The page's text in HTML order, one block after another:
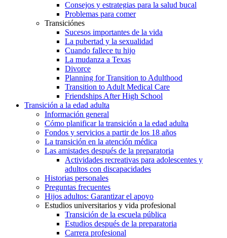
Consejos y estrategias para la salud bucal
Problemas para comer
Transiciónes
Sucesos importantes de la vida
La pubertad y la sexualidad
Cuando fallece tu hijo
La mudanza a Texas
Divorce
Planning for Transition to Adulthood
Transition to Adult Medical Care
Friendships After High School
Transición a la edad adulta
Información general
Cómo planificar la transición a la edad adulta
Fondos y servicios a partir de los 18 años
La transición en la atención médica
Las amistades después de la preparatoria
Actividades recreativas para adolescentes y
adultos con discapacidades
Historias personales
Preguntas frecuentes
Hijos adultos: Garantizar el apoyo
Estudios universitarios y vida profesional
Transición de la escuela pública
Estudios después de la preparatoria
Carrera profesional